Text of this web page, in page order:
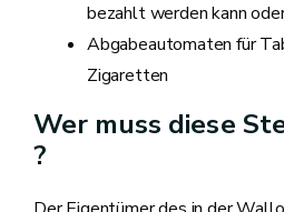
bezahlt werden kann
Abgabeautomaten für
Zigaretten
Wer muss diese
?